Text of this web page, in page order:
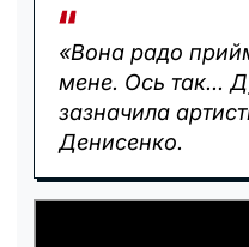
«Вона радо
мене. Ось так...
зазначила
Денисенко.